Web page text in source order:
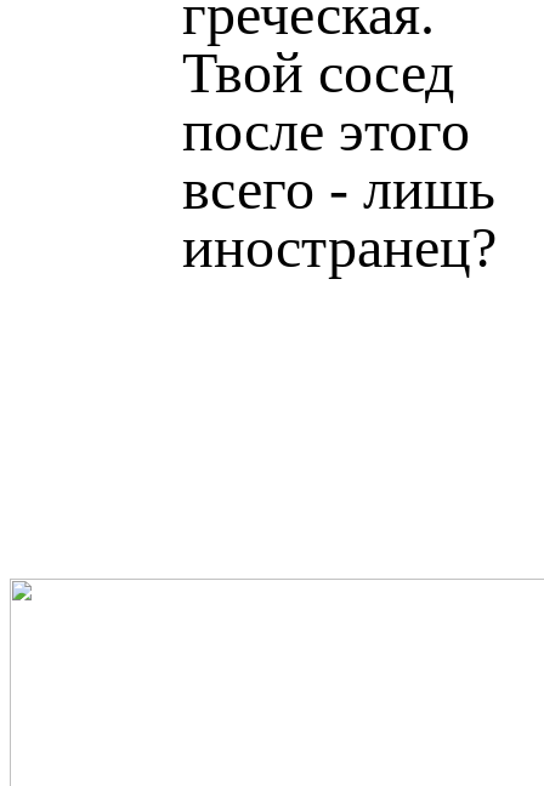
греческая.
Твой сосед
после этого
всего - лишь
иностранец?